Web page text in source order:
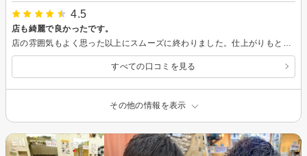
4.5
店も綺麗で良かったです。
すべての口コミを見る
その他の情報を表示